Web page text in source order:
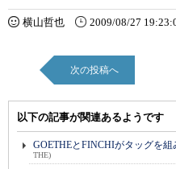
横山哲也 2009/08/27
次の投稿へ
以下の記事が関連あるようです
GOETHEとFINCHIがタッグを
THE)